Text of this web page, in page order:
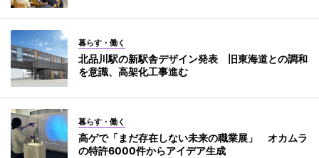
暮らす・働く
北品川駅の新駅舎デザイン発表 旧東海道との調和
を意識、高架化工事進む
暮らす・働く
高ゲで「まだ存在しない未来の職業展」 オカムラ
の特許6000件からアイデア生成